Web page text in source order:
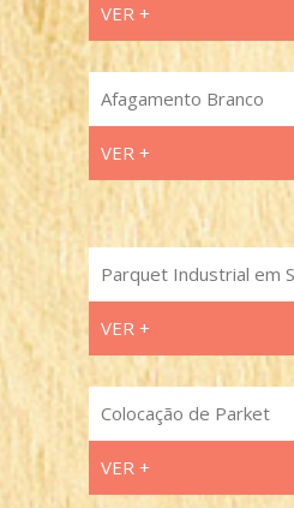
VER +
Afagamento Branco
VER +
Parquet Industrial em
VER +
Colocação de Parket
VER +